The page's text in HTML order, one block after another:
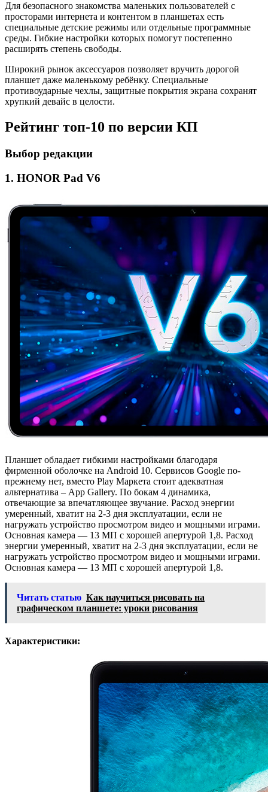
Для безопасного знакомства маленьких пользователей с
просторами интернета и контентом в планшетах есть
специальные детские режимы или отдельные программные
среды. Гибкие настройки которых помогут постепенно
расширять степень свободы.
Широкий рынок аксессуаров позволяет вручить дорогой
планшет даже маленькому ребёнку. Специальные
противоударные чехлы, защитные покрытия экрана сохранят
хрупкий девайс в целости.
Рейтинг топ-10 по версии КП
Выбор редакции
1. HONOR Pad V6
Планшет обладает гибкими настройками благодаря
фирменной оболочке на Android 10. Сервисов Google по-
прежнему нет, вместо Play Маркета стоит адекватная
альтернатива – App Gallery. По бокам 4 динамика,
отвечающие за впечатляющее звучание. Расход энергии
умеренный, хватит на 2-3 дня эксплуатации, если не
нагружать устройство просмотром видео и мощными играми.
Основная камера — 13 МП с хорошей апертурой 1,8. Расход
энергии умеренный, хватит на 2-3 дня эксплуатации, если не
нагружать устройство просмотром видео и мощными играми.
Основная камера — 13 МП с хорошей апертурой 1,8.
Читать статью Как научиться рисовать на
графическом планшете: уроки рисования
Характеристики: